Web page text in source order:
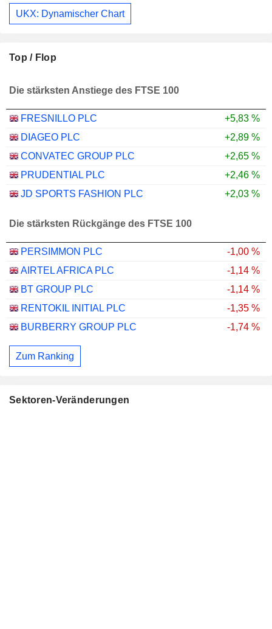
UKX: Dynamischer Chart
Top / Flop
Die stärksten Anstiege des FTSE 100
FRESNILLO PLC
+5,83 %
DIAGEO PLC
+2,89 %
CONVATEC GROUP PLC
+2,65 %
PRUDENTIAL PLC
+2,46 %
JD SPORTS FASHION PLC
+2,03 %
Die stärksten Rückgänge des FTSE 100
PERSIMMON PLC
-1,00 %
AIRTEL AFRICA PLC
-1,14 %
BT GROUP PLC
-1,14 %
RENTOKIL INITIAL PLC
-1,35 %
BURBERRY GROUP PLC
-1,74 %
Zum Ranking
Sektoren-Veränderungen